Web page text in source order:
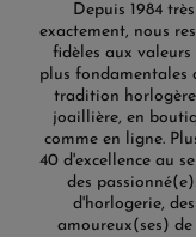
Depuis 1984 très
exactement, nous
fidèles aux valeurs
plus fondamentales
tradition
joaillière, en
comme en ligne.
40 d'excellence au
des
d'horlogerie, des
amoureux(ses) de